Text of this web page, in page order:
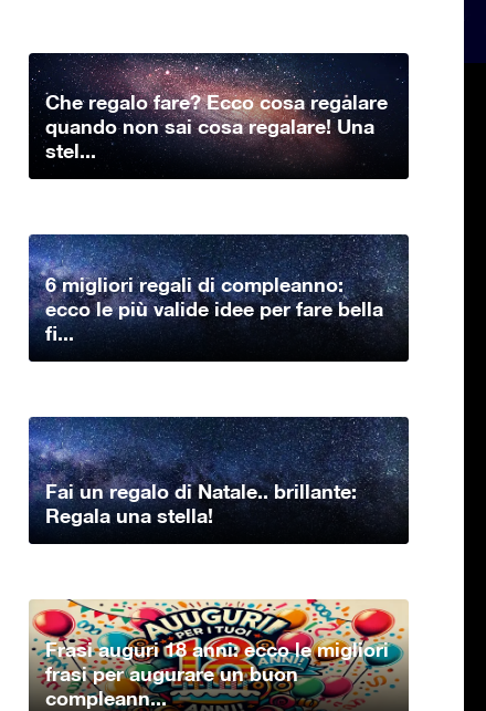
Che regalo fare? Ecco cosa regalare
quando non sai cosa regalare! Una
stel...
6 migliori regali di compleanno:
ecco le più valide idee per fare bella
fi...
Fai un regalo di Natale.. brillante:
Regala una stella!
Frasi auguri 18 anni: ecco le migliori
frasi per augurare un buon
compleann...